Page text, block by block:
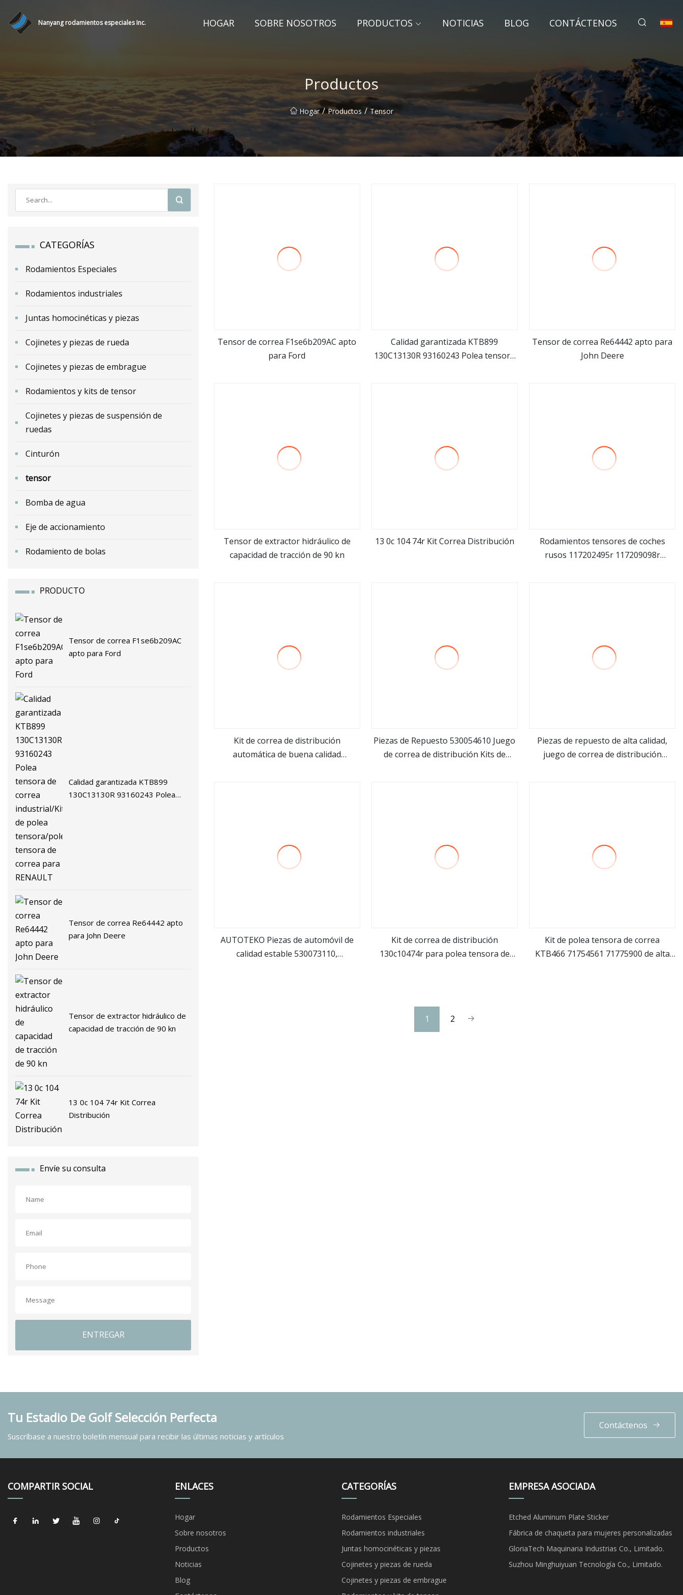
Nanyang rodamientos especiales Inc. HOGAR SOBRE NOSOTROS PRODUCTOS NOTICIAS BLOG CONTÁCTENOS
Productos
Hogar / Productos / Tensor
CATEGORÍAS
Rodamientos Especiales
Rodamientos industriales
Juntas homocinéticas y piezas
Cojinetes y piezas de rueda
Cojinetes y piezas de embrague
Rodamientos y kits de tensor
Cojinetes y piezas de suspensión de
ruedas
Cinturón
tensor
Bomba de agua
Eje de accionamiento
Rodamiento de bolas
PRODUCTO
Tensor de correa F1se6b209AC
apto para Ford
Calidad garantizada KTB899
130C13130R 93160243 Polea
Tensor de correa Re64442 apto
para John Deere
Tensor de extractor hidráulico de
capacidad de tracción de 90 kn
13 0c 104 74r Kit Correa
Distribución
Envíe su consulta
ENTREGAR
ver más
Tensor de correa F1se6b209AC apto
para Ford
ver más
Calidad garantizada KTB899
130C13130R 93160243 Polea tensora
ver más
Tensor de correa Re64442 apto para
John Deere
ver más
Tensor de extractor hidráulico de
capacidad de tracción de 90 kn
13 0c 104 74r Kit Correa Distribución
ver más
Rodamientos tensores de coches
rusos 117202495r 117209098r
ver más
Kit de correa de distribución
automática de buena calidad
ver más
Piezas de Repuesto 530054610 Juego
de correa de distribución Kits de
ver más
Piezas de repuesto de alta calidad,
juego de correa de distribución
ver más
AUTOTEKO Piezas de automóvil de
calidad estable 530073110,
ver más
Kit de correa de distribución
130c10474r para polea tensora de
ver más
Kit de polea tensora de correa
KTB466 71754561 71775900 de alta
1 2
Tu Estadio De Golf Selección Perfecta
Suscríbase a nuestro boletín mensual para recibir las últimas noticias y artículos
Contáctenos
COMPARTIR SOCIAL ENLACES
Hogar
Sobre nosotros
Productos
Noticias
Blog
CATEGORÍAS
Rodamientos Especiales
Rodamientos industriales
Juntas homocinéticas y piezas
Cojinetes y piezas de rueda
Cojinetes y piezas de embrague
EMPRESA ASOCIADA
Etched Aluminum Plate Sticker
Fábrica de chaqueta para mujeres personalizadas
GloriaTech Maquinaria Industrias Co., Limitado.
Suzhou Minghuiyuan Tecnología Co., Limitado.